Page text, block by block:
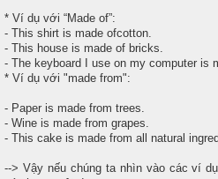
* Ví dụ với “Made of”:
- This shirt is made ofcotton.
- This house is made of bricks.
- The keyboard I use on my computer is
* Ví dụ với "made from":
- Paper is made from trees.
- Wine is made from grapes.
- This cake is made from all natural
--> Vậy nếu chúng ta nhìn vào các ví